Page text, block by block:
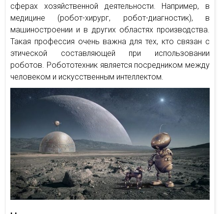
сферах хозяйственной деятельности. Например, в
медицине (робот-хирург, робот-диагностик), в
машиностроении и в других областях производства.
Такая профессия очень важна для тех, кто связан с
этической составляющей при использовании
роботов. Робототехник является посредником между
человеком и искусственным интеллектом.